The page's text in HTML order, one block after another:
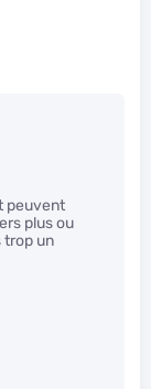
peuvent
plus ou
trop un